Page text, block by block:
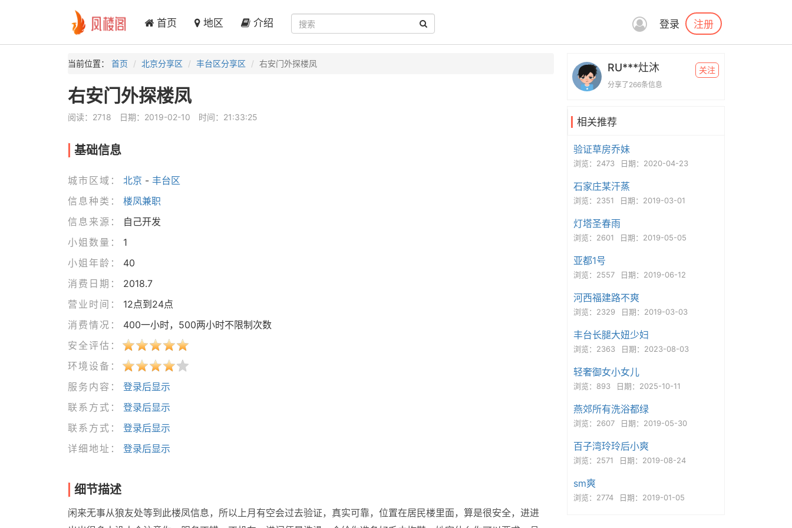
首页 地区 介绍 登录 注册
当前位置： 首页 北京分享区 丰台区分享区 右安门外探楼凤
右安门外探楼凤
阅读：2718 日期：2019-02-10 时间：21:33:25
基础信息
城市区域： 北京 - 丰台区
信息种类：
楼凤兼职
信息来源：
自己开发
小姐数量：
1
小姐年龄：
40
消费日期：
2018.7
营业时间：
12点到24点
消费情况：
400一小时，500两小时不限制次数
安全评估：
环境设备：
服务内容：
登录后显示
联系方式：
登录后显示
联系方式：
登录后显示
详细地址：
登录后显示
细节描述
闲来无事从狼友处等到此楼凤信息，所以上月有空会过去验证，真实可靠，位置在居民楼里面，算是很安全，进进
RU***灶沐
分享了266条信息
关注
相关推荐
验证草房乔妹
浏览：2473 日期：2020-04-23
石家庄某汗蒸
浏览：2351 日期：2019-03-01
灯塔圣春雨
浏览：2601 日期：2019-05-05
亚都1号
浏览：2557 日期：2019-06-12
河西福建路不爽
浏览：2329 日期：2019-03-03
丰台长腿大妞少妇
浏览：2363 日期：2023-08-03
轻奢御女小女儿
浏览：893 日期：2025-10-11
燕郊所有洗浴都绿
浏览：2607 日期：2019-05-30
百子湾玲玲后小爽
浏览：2571 日期：2019-08-24
sm爽
浏览：2774 日期：2019-01-05